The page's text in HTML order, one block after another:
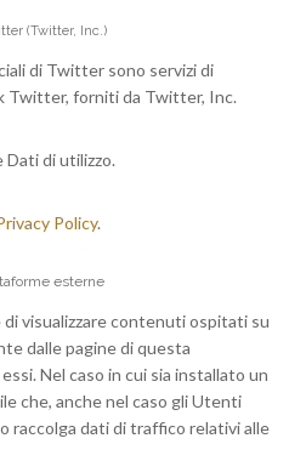
(Twitter, Inc.)
di Twitter sono servizi di
Twitter, forniti da Twitter, Inc.
Dati di utilizzo.
Policy.
esterne
visualizzare contenuti ospitati su
dalle pagine di questa
Nel caso in cui sia installato un
che, anche nel caso gli Utenti
raccolga dati di traffico relativi alle